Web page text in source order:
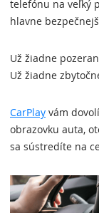
telefónu na veľký
hlavne
Už žiadne
Už žiadne
CarPlay vám
obrazovku auta,
sa sústredíte na